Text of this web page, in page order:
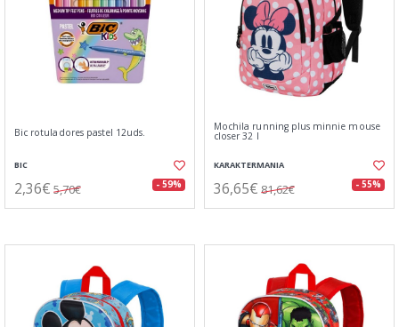
Bic rotuladores pastel 12uds.
BIC
2,36€ 5,70€ - 59%
Mochila running plus minnie mouse
closer 32 l
KARAKTERMANIA
36,65€ 81,62€ - 55%